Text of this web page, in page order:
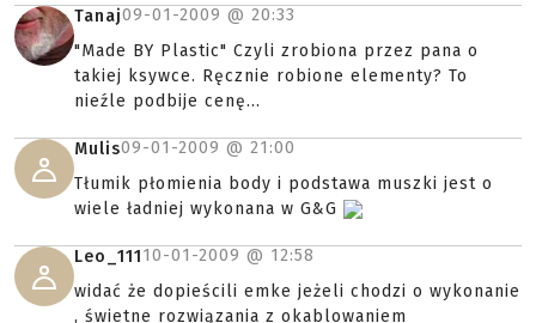
Tanaj09-01-2009 @ 20:33
"Made BY Plastic" Czyli zrobiona przez pana o
takiej ksywce. Ręcznie robione elementy? To
nieźle podbije cenę...
Mulis09-01-2009 @ 21:00
Tłumik płomienia body i podstawa muszki jest o
wiele ładniej wykonana w G&G
Leo_11110-01-2009 @ 12:58
widać że dopieścili emke jeżeli chodzi o wykonanie
, świetne rozwiązania z okablowaniem